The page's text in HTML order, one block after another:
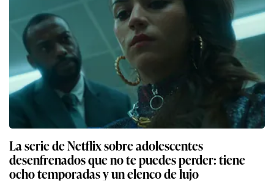
La serie de Netflix sobre adolescentes
desenfrenados que no te puedes perder: tiene
ocho temporadas y un elenco de lujo